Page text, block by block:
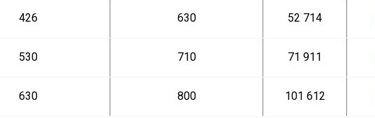
426 630 52 714
530 710 71 911
630 800 101 612